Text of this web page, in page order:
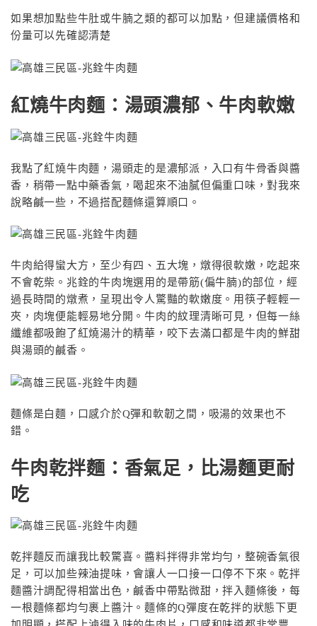
如果想加點些牛肚或牛腩之類的都可以加點，但建議價格和
份量可以先確認清楚
紅燒牛肉麵：湯頭濃郁、牛肉軟嫩
我點了紅燒牛肉麵，湯頭走的是濃郁派，入口有牛骨香與醬
香，稍帶一點中藥香氣，喝起來不油膩但偏重口味，對我來
說略鹹一些，不過搭配麵條還算順口。
牛肉給得蠻大方，至少有四、五大塊，燉得很軟嫩，吃起來
不會乾柴。兆銓的牛肉塊選用的是帶筋(偏牛腩)的部位，經
過長時間的燉煮，呈現出令人驚豔的軟嫩度。用筷子輕輕一
夾，肉塊便能輕易地分開。牛肉的紋理清晰可見，但每一絲
纖維都吸飽了紅燒湯汁的精華，咬下去滿口都是牛肉的鮮甜
與湯頭的鹹香。
麵條是白麵，口感介於Q彈和軟韌之間，吸湯的效果也不
錯。
牛肉乾拌麵：香氣足，比湯麵更耐
吃
乾拌麵反而讓我比較驚喜。醬料拌得非常均勻，整碗香氣很
足，可以加些辣油提味，會讓人一口接一口停不下來。乾拌
麵醬汁調配得相當出色，鹹香中帶點微甜，拌入麵條後，每
一根麵條都均勻裹上醬汁。麵條的Q彈度在乾拌的狀態下更